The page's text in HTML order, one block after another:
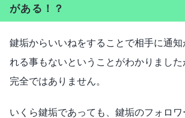
がある！？
鍵垢からいいねをすることで相手に通
れる事もないということがわかりまし
完全ではありません。
いくら鍵垢であっても、鍵垢のフォロ